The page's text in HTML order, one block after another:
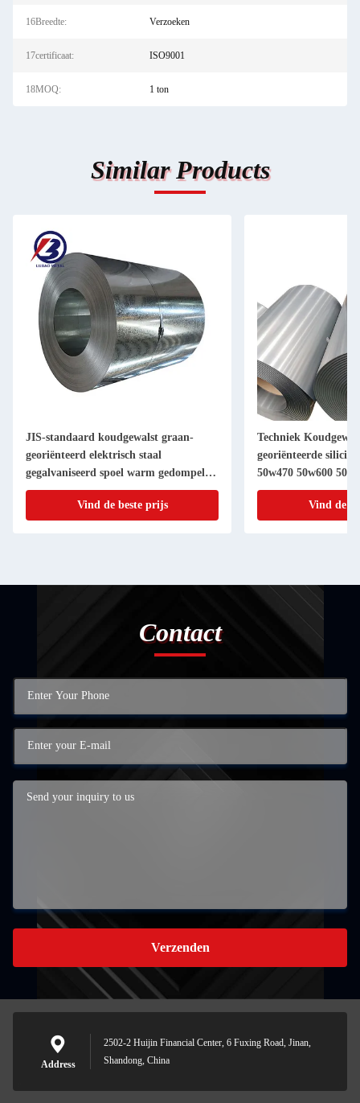
16Breedte: Verzoeken
17certificaat: ISO9001
18MOQ: 1 ton
Similar Products
JIS-standaard koudgewalst graan-
georiënteerd elektrisch staal
gegalvaniseerd spoel warm gedompeld
stalen plaat hard binnen 7 dagen Jsw
Vind de beste prijs
Techniek
georiënteerde
50w470 50w600
en 0,2 50 mm Dikte
Vind de
Contact
Verzenden
Address
2502-2 Huijin Financial Center, 6 Fuxing Road, Jinan,
Shandong, China